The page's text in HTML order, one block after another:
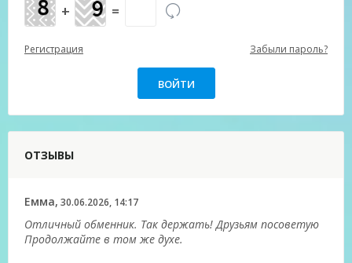
+ =
Регистрация Забыли пароль?
ОТЗЫВЫ
Емма, 30.06.2026, 14:17
Отличный обменник. Так держать! Друзьям посоветую
Продолжайте в том же духе.